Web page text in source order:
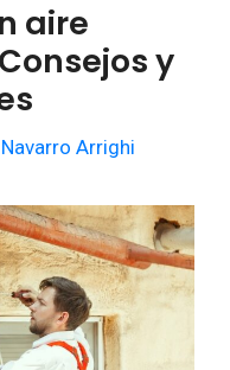
aire
y
Arrighi